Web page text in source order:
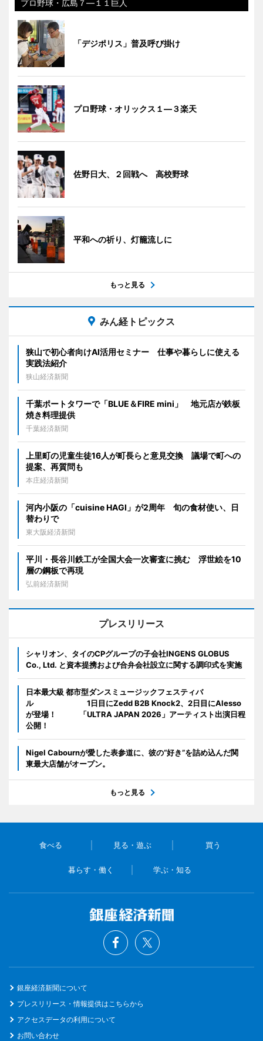
プロ野球・広島７―１１巨人
「デジポリス」普及呼び掛け
プロ野球・オリックス１―３楽天
佐野日大、２回戦へ 高校野球
平和への祈り、灯籠流しに
もっと見る
みん経トピックス
狭山で初心者向けAI活用セミナー 仕事や暮らしに使える
実践法紹介
狭山経済新聞
千葉ポートタワーで「BLUE＆FIRE mini」 地元店が鉄板
焼き料理提供
千葉経済新聞
上里町の児童生徒16人が町長らと意見交換 議場で町への
提案、再質問も
本庄経済新聞
河内小阪の「cuisine HAGI」が2周年 旬の食材使い、日
替わりで
東大阪経済新聞
平川・長谷川鉄工が全国大会一次審査に挑む 浮世絵を10
層の鋼板で再現
弘前経済新聞
プレスリリース
シャリオン、タイのCPグループの子会社INGENS GLOBUS
Co., Ltd. と資本提携および合弁会社設立に関する調印式を実施
日本最大級 都市型ダンスミュージックフェスティバ
ル 1日目にZedd B2B Knock2、2日目にAlesso
が登場！ 「ULTRA JAPAN 2026」アーティスト出演日程
公開！
Nigel Cabournが愛した表参道に、彼の“好き”を詰め込んだ関
東最大店舗がオープン。
もっと見る
食べる 見る・遊ぶ 買う
暮らす・働く 学ぶ・知る
銀座経済新聞について
プレスリリース・情報提供はこちらから
アクセスデータの利用について
お問い合わせ